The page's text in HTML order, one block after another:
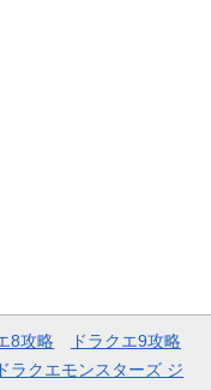
8攻略
ドラクエ9攻略
ドラクエモンスターズ ジ